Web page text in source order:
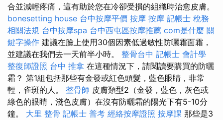
合並減輕疼痛，這有助於您在冷卻受損的組織時治愈皮膚。
bonesetting house 台中按摩平價 按摩 按摩 記帳士 稅務
相關法規 台中按摩spa 台中西屯區按摩推薦 com是什麼 關
鍵字操作 建議在臉上使用30個因素低過敏性防曬霜面霜，
並建議在我們去一天前半小時。 整骨台中 記帳士 會計學
整復師證照 台中 推拿 在這種情況下，請閱讀要購買的防曬
霜？ 第1組包括那些有金發或紅色頭髮，藍色眼睛，非常
輕，雀斑的人。 整骨師 皮膚類型2（金發，藍色，灰色或
綠色的眼睛，淺色皮膚）在沒有防曬霜的陽光下有5-10分
鐘。 大里 整骨 記帳士 普考 經絡按摩證照 按摩課 那些是3